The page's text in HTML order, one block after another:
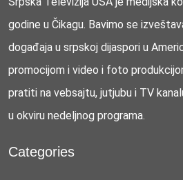
godine u Čikagu. Bavimo se
događaja u srpskoj dijaspori u
promocijom i video i foto
pratiti na vebsajtu, jutjubu i TV
u okviru nedeljnog programa.
Categories